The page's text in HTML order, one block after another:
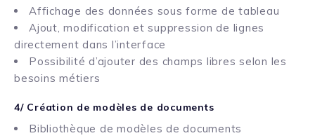
Affichage des données sous forme de tableau
Ajout, modification et suppression de lignes
directement dans l’interface
Possibilité d’ajouter des champs libres selon les
besoins métiers
4/ Création de modèles de documents
Bibliothèque de modèles de documents